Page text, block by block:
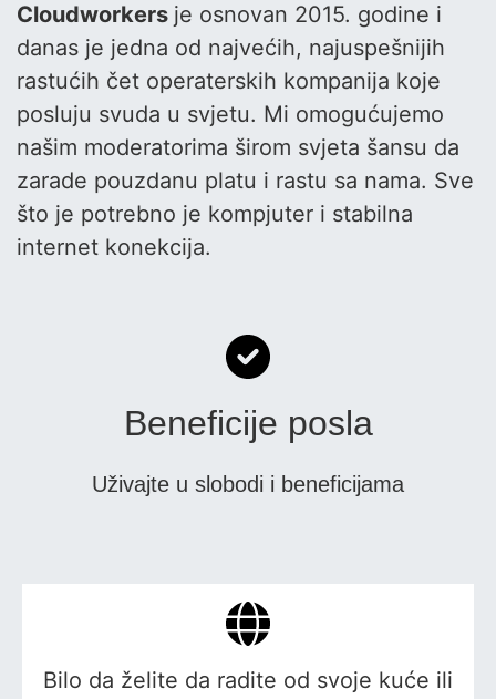
Cloudworkers je osnovan 2015. godine i
danas je jedna od najvećih, najuspešnijih
rastućih čet operaterskih kompanija koje
posluju svuda u svjetu. Mi omogućujemo
našim moderatorima širom svjeta šansu da
zarade pouzdanu platu i rastu sa nama. Sve
što je potrebno je kompjuter i stabilna
internet konekcija.
Beneficije posla
Uživajte u slobodi i beneficijama
Bilo da želite da radite od svoje kuće ili